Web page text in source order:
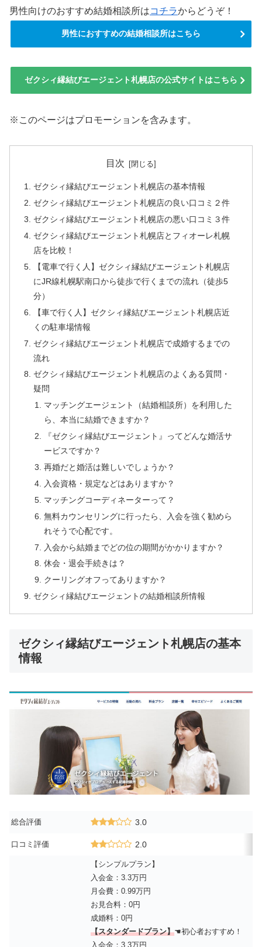
男性向けのおすすめ結婚相談所はコチラからどうぞ！
男性におすすめの結婚相談所はこちら
ゼクシィ縁結びエージェント札幌店の公式サイトはこちら
※このページはプロモーションを含みます。
目次
ゼクシィ縁結びエージェント札幌店の基本情報
ゼクシィ縁結びエージェント札幌店の良い口コミ２件
ゼクシィ縁結びエージェント札幌店の悪い口コミ３件
ゼクシィ縁結びエージェント札幌店とフィオーレ札幌
店を比較！
【電車で行く人】ゼクシィ縁結びエージェント札幌店
にJR線札幌駅南口から徒歩で行くまでの流れ（徒歩5
分）
【車で行く人】ゼクシィ縁結びエージェント札幌店近
くの駐車場情報
ゼクシィ縁結びエージェント札幌店で成婚するまでの
流れ
ゼクシィ縁結びエージェント札幌店のよくある質問・
疑問
マッチングエージェント（結婚相談所）を利用した
ら、本当に結婚できますか？
『ゼクシィ縁結びエージェント』ってどんな婚活サ
ービスですか？
再婚だと婚活は難しいでしょうか？
入会資格・規定などはありますか？
マッチングコーディネーターって？
無料カウンセリングに行ったら、入会を強く勧めら
れそうで心配です。
入会から結婚までどの位の期間がかかりますか？
休会・退会手続きは？
クーリングオフってありますか？
ゼクシィ縁結びエージェントの結婚相談所情報
ゼクシィ縁結びエージェント札幌店の基本
情報
総合評価 3.0
口コミ評価 2.0
【シンプルプラン】
入会金：3.3万円
月会費：0.99万円
お見合料：0円
成婚料：0円
【スタンダードプラン】☚初心者おすすめ！
入会金：3.3万円